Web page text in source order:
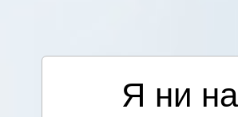
Я ни